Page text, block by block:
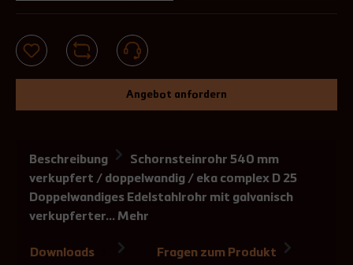
Angebot anfordern
Beschreibung
Schornsteinrohr 540 mm
verkupfert / doppelwandig / eka complex D 25
Doppelwandiges Edelstahlrohr mit galvanisch
verkupferter… Mehr
Downloads Fragen zum Produkt